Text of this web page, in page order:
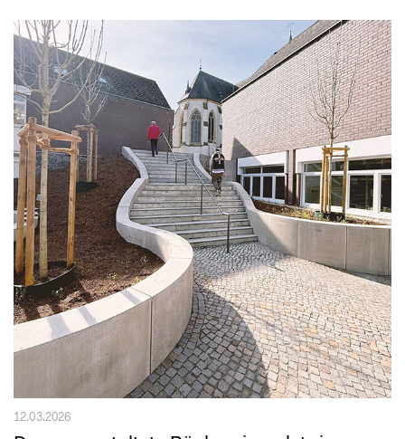
12.03.2026